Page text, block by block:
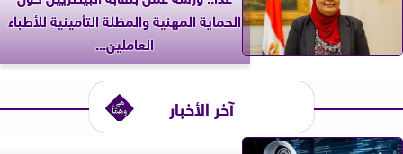
الحماية المهنية والمظلة التأمينية للأطباء
العاملين...
آخر الأخبار